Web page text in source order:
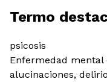
Termo
psicosis
Enfermedad
alucinaciones,